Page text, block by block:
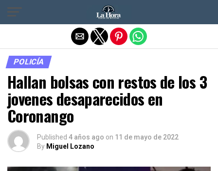
POLICÍA
Hallan bolsas con restos de los 3
jovenes desaparecidos en
Coronango
Published 4 años ago on 11 de mayo de 2022
By Miguel Lozano
Salir de la versión móvil